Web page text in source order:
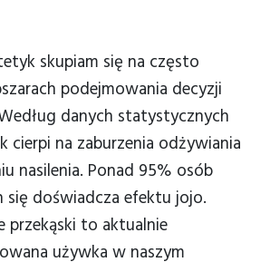
skupiam się na często
podejmowania decyzji
danych statystycznych
cierpi na zaburzenia odżywiania
nasilenia. Ponad 95% osób
się doświadcza efektu jojo.
przekąski to aktualnie
używka w naszym